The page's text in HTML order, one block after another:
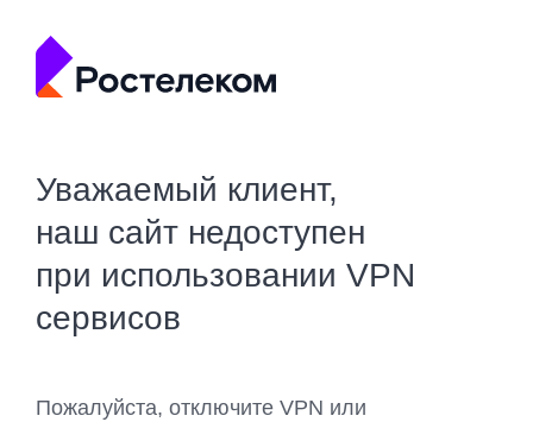
Уважаемый клиент,
наш сайт недоступен
при использовании VPN
сервисов
Пожалуйста, отключите VPN или